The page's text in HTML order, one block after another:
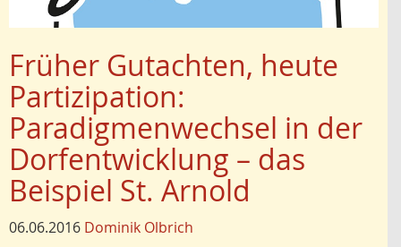
Früher Gutachten, heute
Partizipation:
Paradigmenwechsel in der
Dorfentwicklung – das
Beispiel St. Arnold
06.06.2016 Dominik Olbrich